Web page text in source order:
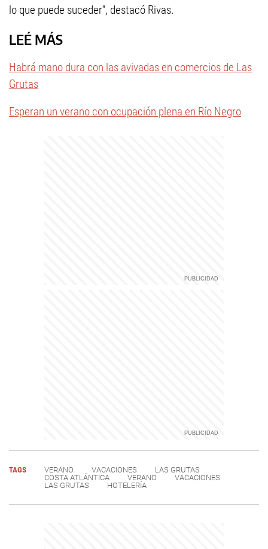
lo que puede suceder”, destacó Rivas.
LEÉ MÁS
Habrá mano dura con las avivadas en comercios de Las
Grutas
Esperan un verano con ocupación plena en Río Negro
TAGS VERANO VACACIONES
LAS GRUTAS
COSTA ATLÁNTICA
VERANO
VACACIONES
LAS GRUTAS
HOTELERÍA